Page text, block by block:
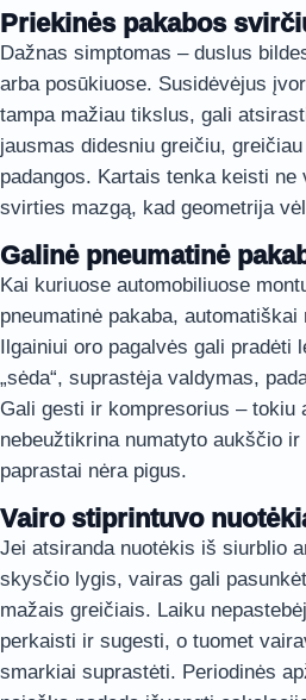
Priekinės pakabos
Dažnas simptomas – duslus
arba posūkiuose. Susidėvėjus
tampa mažiau tikslus, gali
jausmas didesniu greičiu,
padangos. Kartais tenka keisti
svirties mazgą, kad geometrija
Galinė pneumatinė
Kai kuriuose automobiliuose
pneumatinė pakaba,
Ilgainiui oro pagalvės gali pradėti
„sėda“, suprastėja valdymas,
Gali gesti ir kompresorius – tokiu
nebeužtikrina numatyto aukščio
paprastai nėra pigus.
Vairo stiprintuvo
Jei atsiranda nuotėkis iš siurblio
skysčio lygis, vairas gali
mažais greičiais. Laiku
perkaisti ir sugesti, o tuomet
smarkiai suprastėti. Periodinės